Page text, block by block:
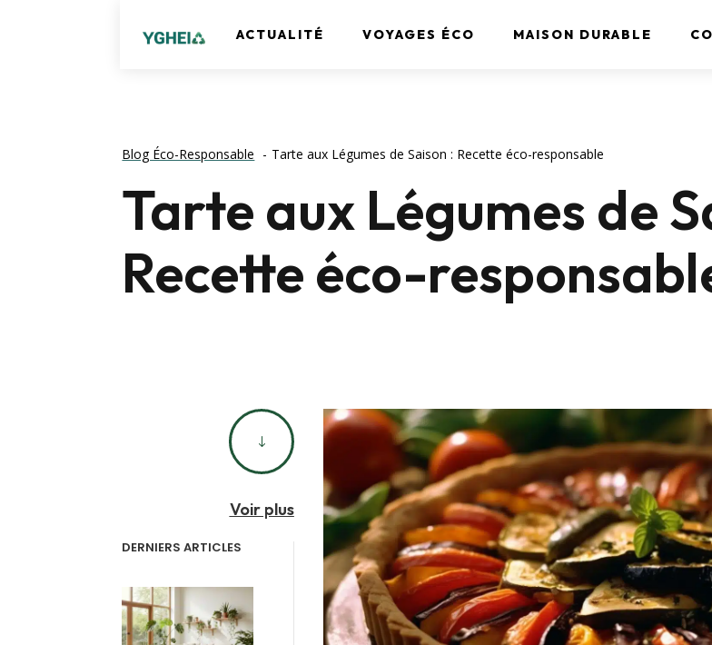
ACTUALITÉ VOYAGES ÉCO MAISON DURABLE
Blog Éco-Responsable Tarte aux Légumes de Saison : Recette éco-responsable
Tarte aux Légumes de
Recette éco-
"
Voir plus
DERNIERS ARTICLES